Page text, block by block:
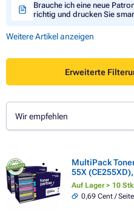
Brauche ich eine neue
richtig und drucken Sie
Weitere Artikel anzeigen
Erweiterte
Wir empfehlen
MultiPack
55X
Auf Lager > 10
0,69 Cent / Seite